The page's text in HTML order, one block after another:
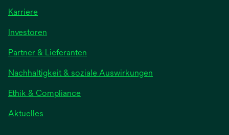
Karriere
Investoren
einer
neuen
Registerkarte
geöffnet
Partner & Lieferanten
Nachhaltigkeit & soziale Auswirkungen
Ethik & Compliance
Aktuelles